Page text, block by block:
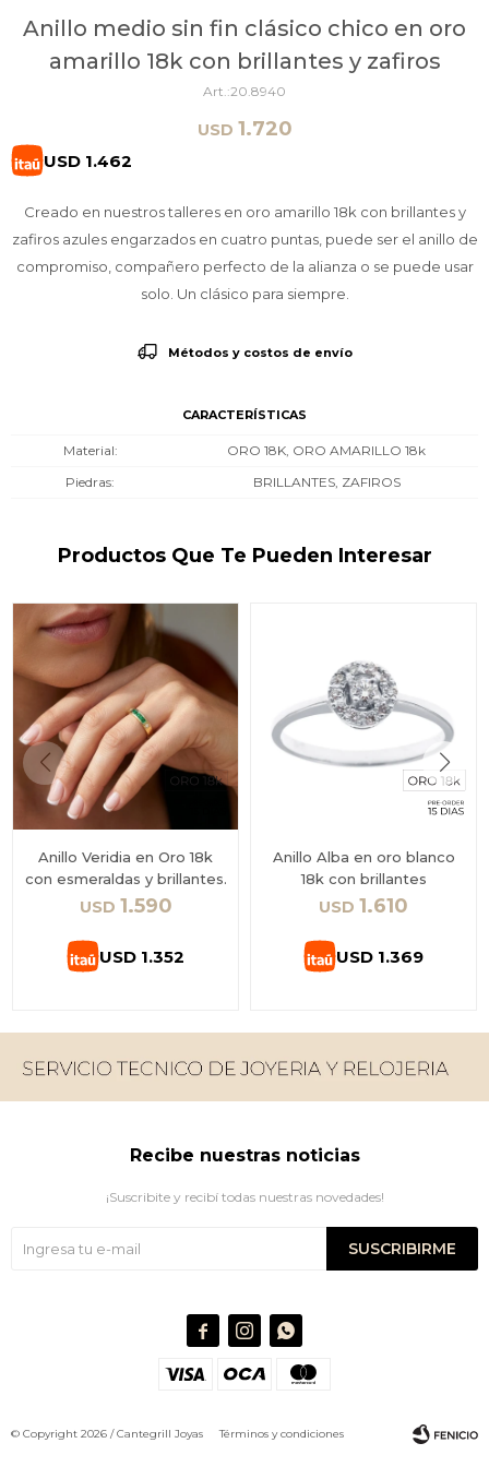
Anillo medio sin fin clásico chico en oro
amarillo 18k con brillantes y zafiros
20.8940
USD 1.720
USD 1.462
Creado en nuestros talleres en oro amarillo 18k con brillantes y
zafiros azules engarzados en cuatro puntas, puede ser el anillo de
compromiso, compañero perfecto de la alianza o se puede usar
solo. Un clásico para siempre.
Métodos y costos de envío
CARACTERÍSTICAS
Material
ORO 18K, ORO AMARILLO 18k
Piedras
BRILLANTES, ZAFIROS
Productos Que Te Pueden Interesar
Anillo Veridia en Oro 18k
con esmeraldas y brillantes.
USD 1.590
USD 1.352
Anillo Alba en oro blanco
18k con brillantes
USD 1.610
USD 1.369
Recibe nuestras noticias
¡Suscribite y recibí todas nuestras novedades!
SUSCRIBIRME
  
© Copyright 2026 / Cantegrill JoyasTérminos y condiciones